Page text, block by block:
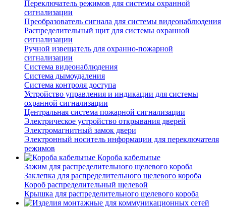
Переключатель режимов для системы охранной
сигнализации
Преобразователь сигнала для системы видеонаблюдения
Распределительный щит для системы охранной
сигнализации
Ручной извещатель для охранно-пожарной
сигнализации
Система видеонаблюдения
Система дымоудаления
Система контроля доступа
Устройство управления и индикации для системы
охранной сигнализации
Центральная система пожарной сигнализации
Электрическое устройство открывания дверей
Электромагнитный замок двери
Электронный носитель информации для переключателя
режимов
Короба кабельные
Зажим для распределительного щелевого короба
Заклепка для распределительного щелевого короба
Короб распределительный щелевой
Крышка для распределительного щелевого короба